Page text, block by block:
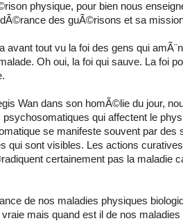
physique, pour bien nous
des guÃ©risons et sa
avant tout vu la foi des gens qui
Oh oui, la foi qui sauve. La foi
Wan dans son homÃ©lie du jour,
psychosomatiques qui affectent le
se manifeste souvent par des
qui sont visibles. Les actions
certainement pas la maladie
de nos maladies physiques
vraie mais quand est il de nos